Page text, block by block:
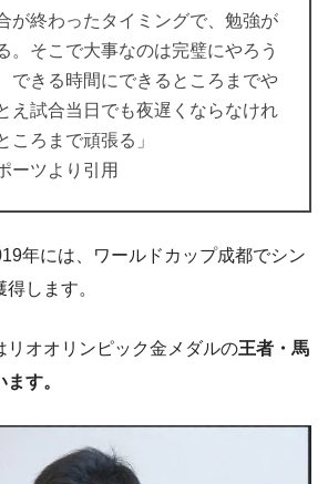
が終わったタイミングで、勉強が
。そこで大事なのは完璧にやろう
できる時間にできるところまでや
え試合当日でも夜遅くならなけれ
ころまで頑張る」
ーツより引用
年には、ワールドカップ成都でシン
します。
リオオリンピック金メダルの王者・馬
す。